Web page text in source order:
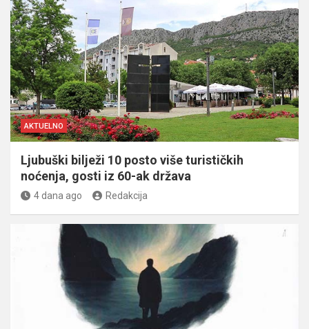
AKTUELNO
Ljubuški bilježi 10 posto više turističkih
noćenja, gosti iz 60-ak država
4 dana ago Redakcija